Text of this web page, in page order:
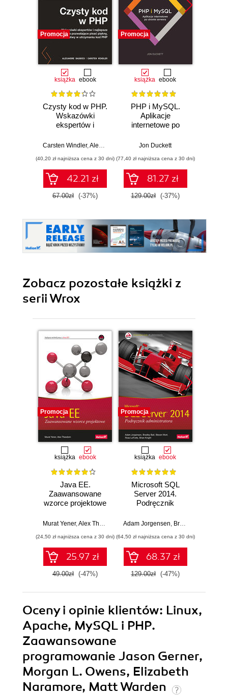
Promocja
książka ebook
Czysty kod w PHP.
Wskazówki
ekspertów i
rozwiązania
piękny, przystępny
i łatwy w
utrzymaniu kod
PHP
Carsten Windler,Alexandre Daubois
(40,20 zł najniższa cena z 30 dni)
42.21 zł
67.00zł (-37%)
Promocja
książka ebook
PHP i MySQL.
Aplikacje
internetowe po
Jon Duckett
(77,40 zł najniższa cena z 30 dni)
81.27 zł
129.00zł (-37%)
Zobacz pozostałe książki z
serii Wrox
Promocja
książka ebook
Java EE.
Zaawansowane
wzorce projektowe
Murat Yener, Alex Theedom
(24,50 zł najniższa cena z 30 dni)
25.97 zł
49.00zł (-47%)
Promocja
książka ebook
Microsoft SQL
Server 2014.
Podręcznik
Adam Jorgensen Bradley Ball
(64,50 zł najniższa cena z 30 dni)
68.37 zł
129.00zł (-47%)
Oceny i opinie klientów: Linux,
Apache, MySQL i PHP.
Zaawansowane
programowanie Jason Gerner,
Morgan L. Owens, Elizabeth
Naramore, Matt Warden